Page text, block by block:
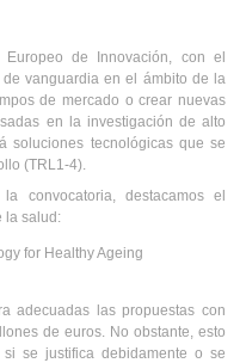
de Innovación, con el
vanguardia en el ámbito de la
de mercado o crear nuevas
en la investigación de alto
soluciones tecnológicas que se
(TRL1-4).
convocatoria, destacamos el
la salud:
for Healthy Ageing
adecuadas las propuestas con
de euros. No obstante, esto
se justifica debidamente o se